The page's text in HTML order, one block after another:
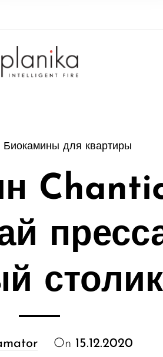
Биокамины для квартиры
On 15.12.2020